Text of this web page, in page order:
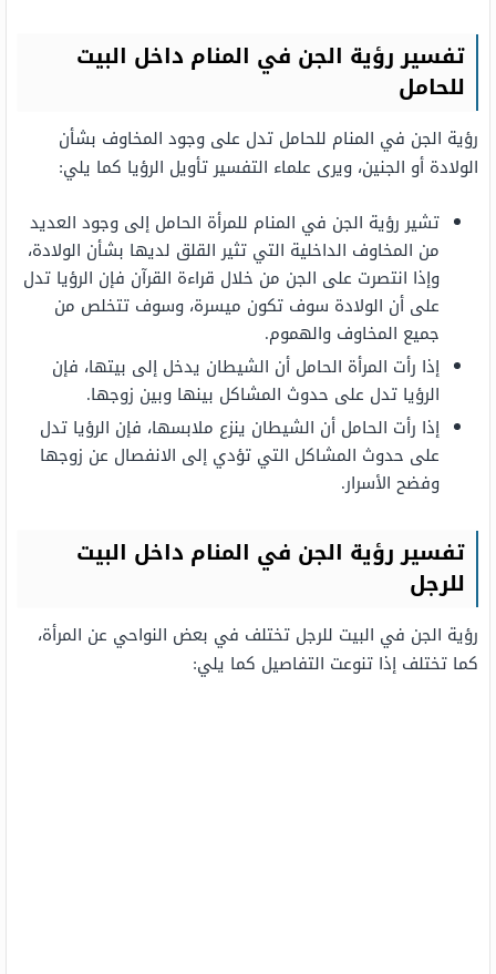
تفسير رؤية الجن في المنام داخل البيت
للحامل
رؤية الجن في المنام للحامل تدل على وجود المخاوف بشأن
الولادة أو الجنين، ويرى علماء التفسير تأويل الرؤيا كما يلي:
تشير رؤية الجن في المنام للمرأة الحامل إلى وجود العديد
من المخاوف الداخلية التي تثير القلق لديها بشأن الولادة،
وإذا انتصرت على الجن من خلال قراءة القرآن فإن الرؤيا تدل
على أن الولادة سوف تكون ميسرة، وسوف تتخلص من
جميع المخاوف والهموم.
إذا رأت المرأة الحامل أن الشيطان يدخل إلى بيتها، فإن
الرؤيا تدل على حدوث المشاكل بينها وبين زوجها.
إذا رأت الحامل أن الشيطان ينزع ملابسها، فإن الرؤيا تدل
على حدوث المشاكل التي تؤدي إلى الانفصال عن زوجها
وفضح الأسرار.
تفسير رؤية الجن في المنام داخل البيت
للرجل
رؤية الجن في البيت للرجل تختلف في بعض النواحي عن المرأة،
كما تختلف إذا تنوعت التفاصيل كما يلي: